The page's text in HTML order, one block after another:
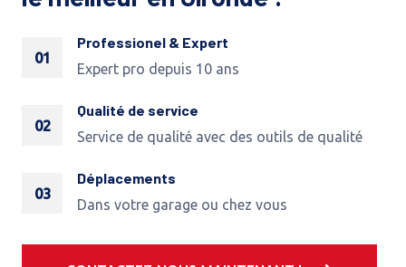
01
Professionel & Expert
Expert pro depuis 10 ans
02
Qualité de service
Service de qualité avec des outils de qualité
03
Déplacements
Dans votre garage ou chez vous